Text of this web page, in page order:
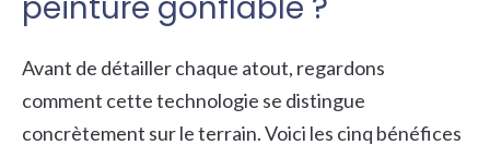
Avant de détailler chaque atout, regardons
comment cette technologie se distingue
concrètement sur le terrain. Voici les cinq bénéfices